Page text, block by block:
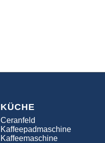
KÜCHE
Ceranfeld
Kaffeepadmaschine
Kaffeemaschine